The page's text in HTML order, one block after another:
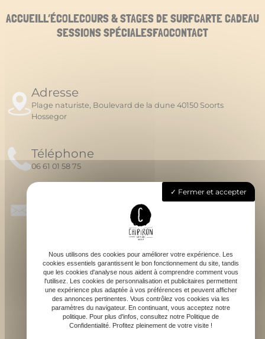
ACCUEILL’ÉCOLECOURS & STAGES DE SURFCARTE CADEAU
SESSIONS SPÉCIALESFAQCONTACT
Adresse
Plage naturiste, Boulevard de la dune 40150 Soorts
Hossegor
Téléphone
06 61 01 58 75
chipironsurfschool@gmail.com
S'ABONNER À LA NEWSLETTER
Fermer et accepter
Nous utilisons des cookies pour améliorer votre expérience. Les
cookies essentiels garantissent le bon fonctionnement du site, tandis
que les cookies d'analyse nous aident à comprendre comment vous
l'utilisez. Les cookies de personnalisation et publicitaires permettent
une expérience plus adaptée à vos préférences et peuvent afficher
des annonces pertinentes. Vous contrôlez vos cookies via les
paramètres du navigateur. En continuant, vous acceptez notre
politique. Pour plus d'infos, consultez notre Politique de
Confidentialité. Profitez pleinement de votre visite !